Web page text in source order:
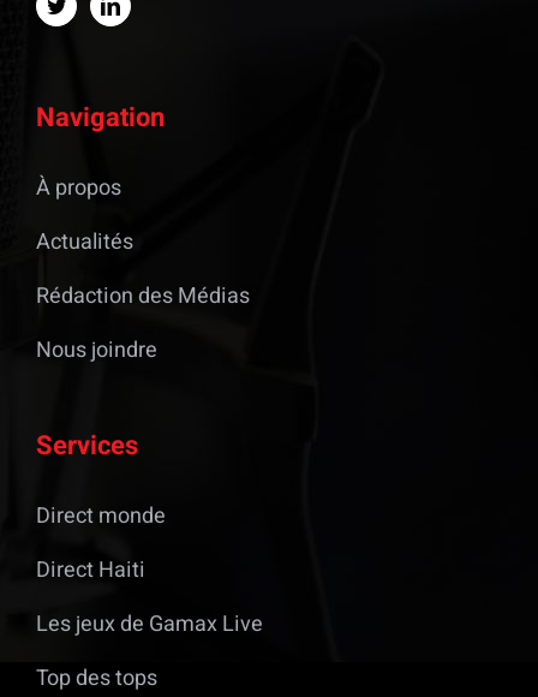
Navigation
À propos
Actualités
Rédaction des Médias
Nous joindre
Services
Direct monde
Direct Haiti
Les jeux de Gamax Live
Top des tops